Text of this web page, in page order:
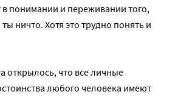
в понимании и переживании того,
ты ничто. Хотя это трудно понять и
открылось, что все личные
любого человека имеют